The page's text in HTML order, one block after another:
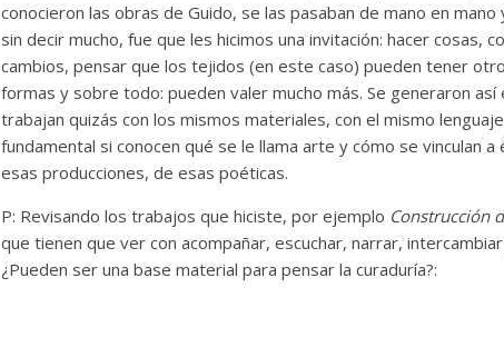
conocieron las obras de Guido, se las pasaban de mano en mano
sin decir mucho, fue que les hicimos una invitación: hacer cosas,
cambios, pensar que los tejidos (en este caso) pueden tener
formas y sobre todo: pueden valer mucho más. Se generaron
trabajan quizás con los mismos materiales, con el mismo
fundamental si conocen qué se le llama arte y cómo se vinculan
esas producciones, de esas poéticas.
P: Revisando los trabajos que hiciste, por ejemplo Construcción
que tienen que ver con acompañar, escuchar, narrar,
¿Pueden ser una base material para pensar la curaduría?: